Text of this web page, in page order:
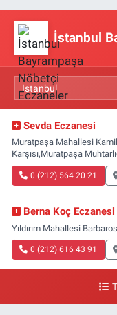
İstanbul
Sevda Eczanesi
Muratpaşa Mahallesi Kamil
Karşısı,Muratpaşa
0 (212) 564 20 21
Berna Koç Eczanesi
Yıldırım Mahallesi
0 (212) 616 43 91